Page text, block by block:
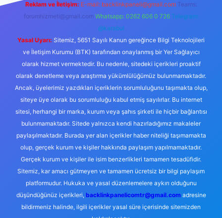
Reklam ve İletişim: E-mail: backlinkpaneli@gmail.com Teams:
forumhizmeti@gmail.com Whatsapp: 0262 606 0 726 Telegram:
@karabul
Yasal Uyarı: Sitemiz, 5651 Sayılı Kanun gereğince Bilgi Teknolojileri
ve İletişim Kurumu (BTK) tarafından onaylanmış bir Yer Sağlayıcı
olarak hizmet vermektedir. Bu nedenle, sitedeki içerikleri proaktif
olarak denetleme veya araştırma yükümlülüğümüz bulunmamaktadır.
Ancak, üyelerimiz yazdıkları içeriklerin sorumluluğunu taşımakta olup,
siteye üye olarak bu sorumluluğu kabul etmiş sayılırlar. Bu internet
sitesi, herhangi bir marka, kurum veya şahıs şirketi ile hiçbir bağlantısı
bulunmamaktadır. Sitede yalnızca kendi hazırladığımız makaleler
paylaşılmaktadır. Burada yer alan içerikler haber niteliği taşımamakta
olup, gerçek kurum ve kişiler hakkında paylaşım yapılmamaktadır.
Gerçek kurum ve kişiler ile isim benzerlikleri tamamen tesadüfidir.
Sitemiz, kar amacı gütmeyen ve tamamen ücretsiz bir bilgi paylaşım
platformudur. Hukuka ve yasal düzenlemelere aykırı olduğunu
düşündüğünüz içerikleri, backlinkpanelicomtr@gmail.comadresine
bildirmeniz halinde, ilgili içerikler yasal süre içerisinde sitemizden